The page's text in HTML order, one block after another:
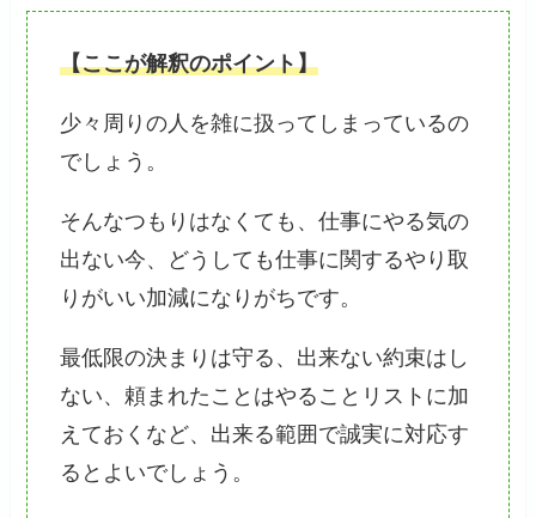
【ここが解釈のポイント】
少々周りの人を雑に扱ってしまっているの
でしょう。
そんなつもりはなくても、仕事にやる気の
出ない今、どうしても仕事に関するやり取
りがいい加減になりがちです。
最低限の決まりは守る、出来ない約束はし
ない、頼まれたことはやることリストに加
えておくなど、出来る範囲で誠実に対応す
るとよいでしょう。